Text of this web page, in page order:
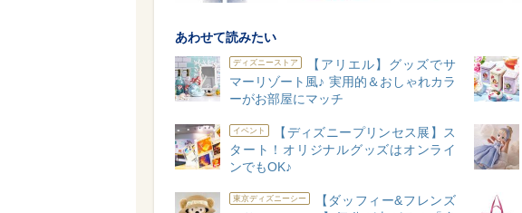
あわせて読みたい
ディズニーストア
【アリエル】グッズでサ
マーリゾート風♪ 実用的＆おしゃれカラ
ーがお部屋にマッチ
イベント
【ディズニープリンセス展】ス
タート！オリジナルグッズはオンライ
ンでもOK♪
東京ディズニーシー
【ダッフィー&フレンズ